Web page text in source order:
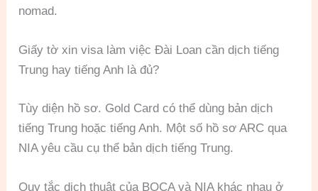
nomad.
Giấy tờ xin visa làm việc Đài Loan cần dịch tiếng
Trung hay tiếng Anh là đủ?
Tùy diện hồ sơ. Gold Card có thể dùng bản dịch
tiếng Trung hoặc tiếng Anh. Một số hồ sơ ARC qua
NIA yêu cầu cụ thể bản dịch tiếng Trung.
Quy tắc dịch thuật của BOCA và NIA khác nhau ở